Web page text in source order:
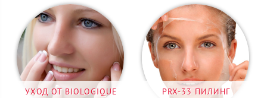
УХОД ОТ BIOLOGIQUE
PRX-33 ПИЛИНГ